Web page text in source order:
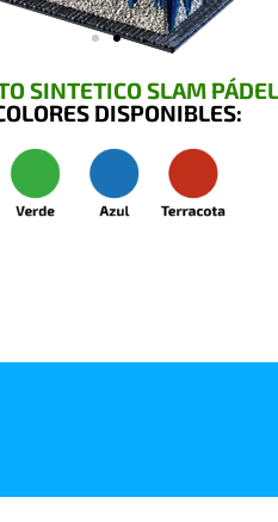
SINTETICO SLAM PÁDEL
DISPONIBLES: